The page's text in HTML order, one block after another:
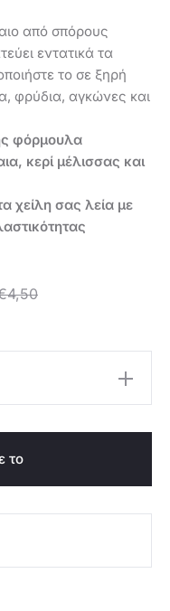
από σπόρους
εντατικά τα
το σε ξηρή
φρύδια, αγκώνες και
φόρμουλα
κερί μέλισσας και
χείλη σας λεία με
4,50
το